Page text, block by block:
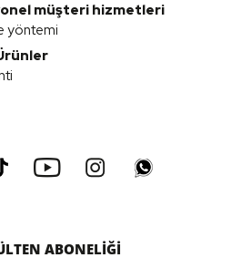
müşteri hizmetleri
yöntemi
ABONELİĞİ